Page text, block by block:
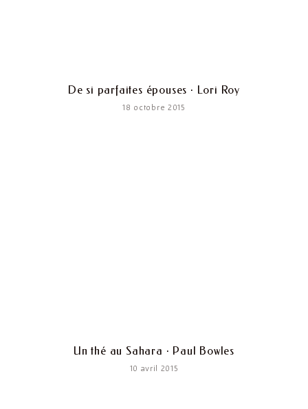
De si parfaites épouses · Lori Roy
18 octobre 2015
Un thé au Sahara · Paul Bowles
10 avril 2015